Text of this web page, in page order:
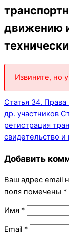
движению
Извините, но
Статья 34.
др. участников
регистрация
свидетельство
Добавить
Ваш адрес email
поля помечены *
Имя *
Email *